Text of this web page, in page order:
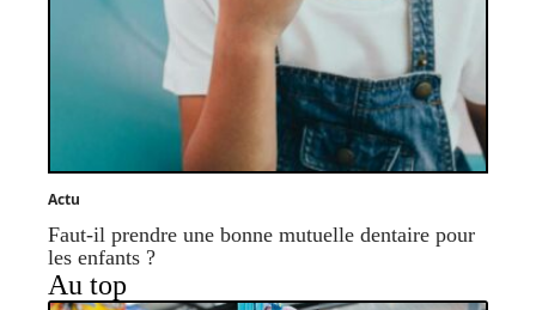
Actu
Faut-il prendre une bonne mutuelle dentaire pour
les enfants ?
Au top